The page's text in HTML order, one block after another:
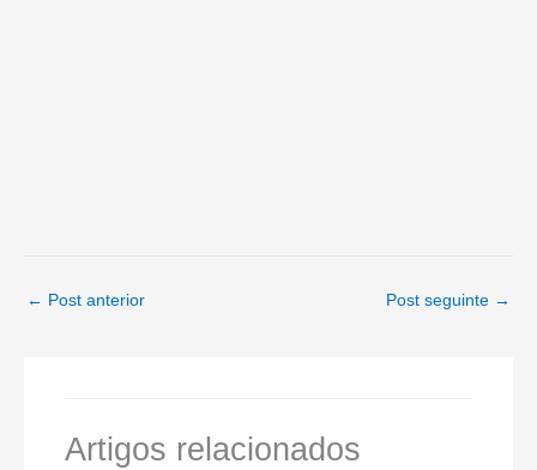
← Post anterior Post seguinte →
Artigos relacionados